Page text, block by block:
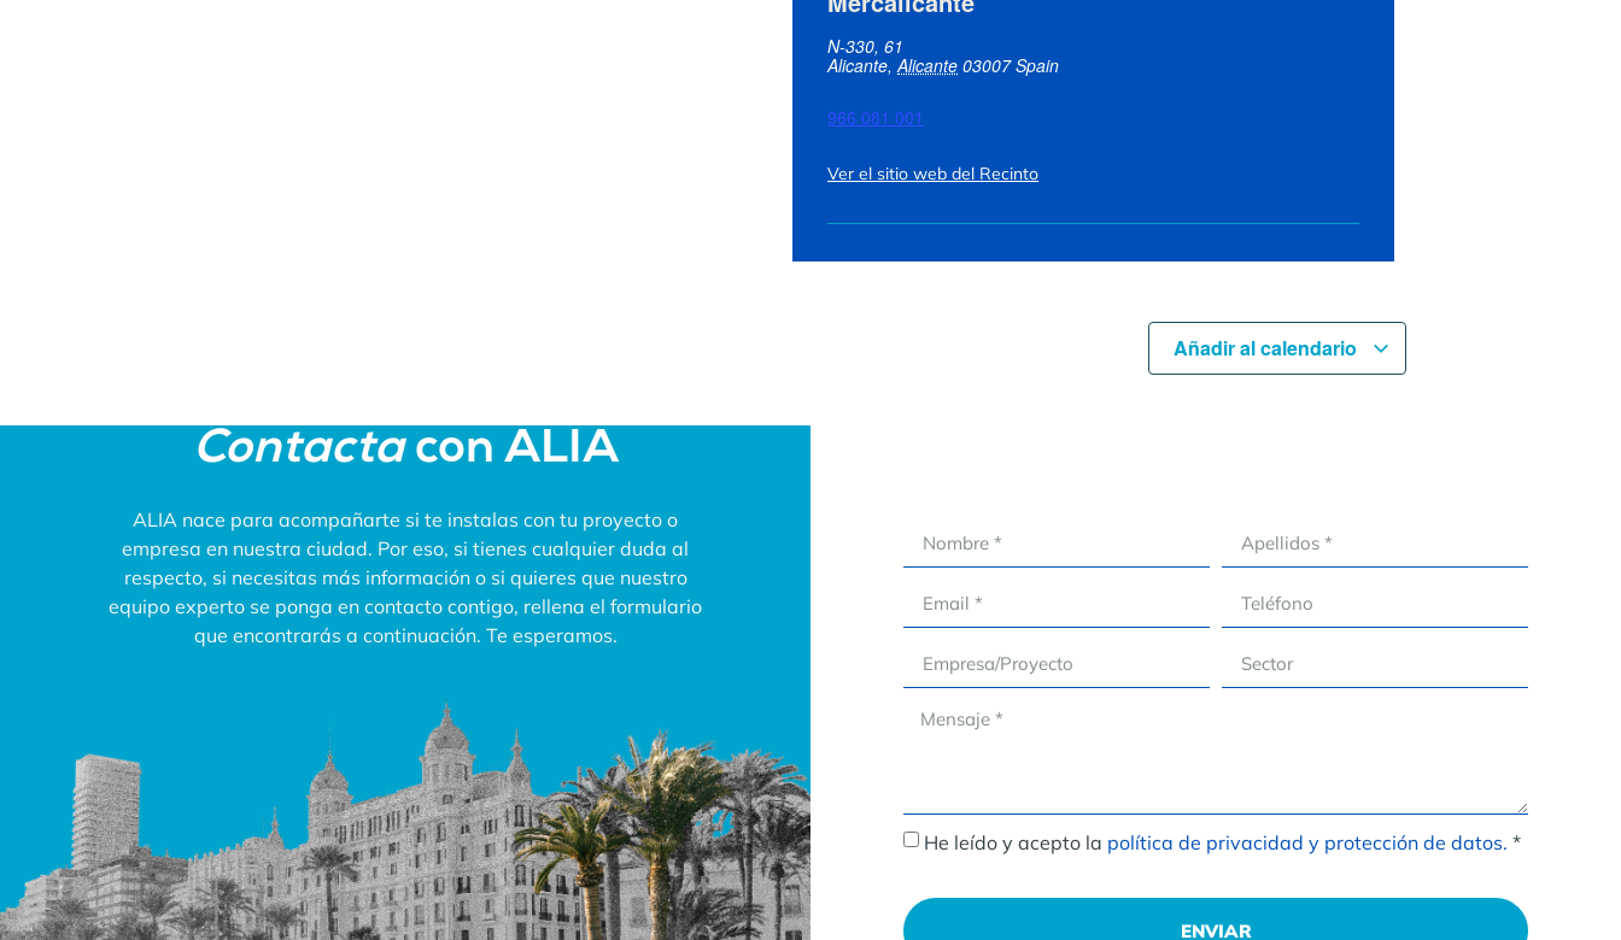
N-330, 61
Alicante, Alicante 03007 Spain
966 081 001
Ver el sitio web del Recinto
Añadir al calendario
Contacta con ALIA
ALIA nace para acompañarte si te instalas con tu proyecto o
empresa en nuestra ciudad. Por eso, si tienes cualquier duda al
respecto, si necesitas más información o si quieres que nuestro
equipo experto se ponga en contacto contigo, rellena el formulario
que encontrarás a continuación. Te esperamos.
He leído y acepto la política de privacidad y protección de datos. *
ENVIAR